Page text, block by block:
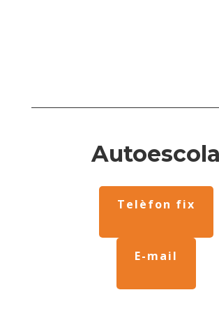
Autoescola
Telèfon fix
E-mail